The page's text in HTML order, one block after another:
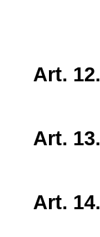
Art. 12.
Art. 13.
Art. 14.